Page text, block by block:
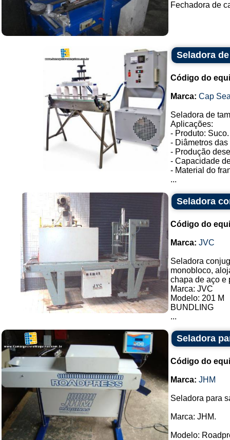
Fechadora de
Seladora
Código do
Marca: Cap
Seladora de
Aplicações:
- Produto: Suco.
- Diâmetros das
- Produção
- Capacidade
- Material do
...
Seladora
Código do
Marca: JVC
Seladora
monobloco,
chapa de aço e
Marca: JVC
Modelo: 201 M
BUNDLING
...
Seladora
Código do
Marca: JHM
Seladora para
Marca: JHM.
Modelo: